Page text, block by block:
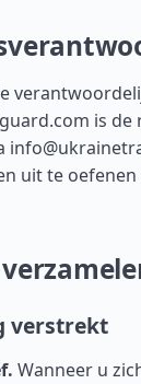
is de
uit te
verstrekt
Wanneer u